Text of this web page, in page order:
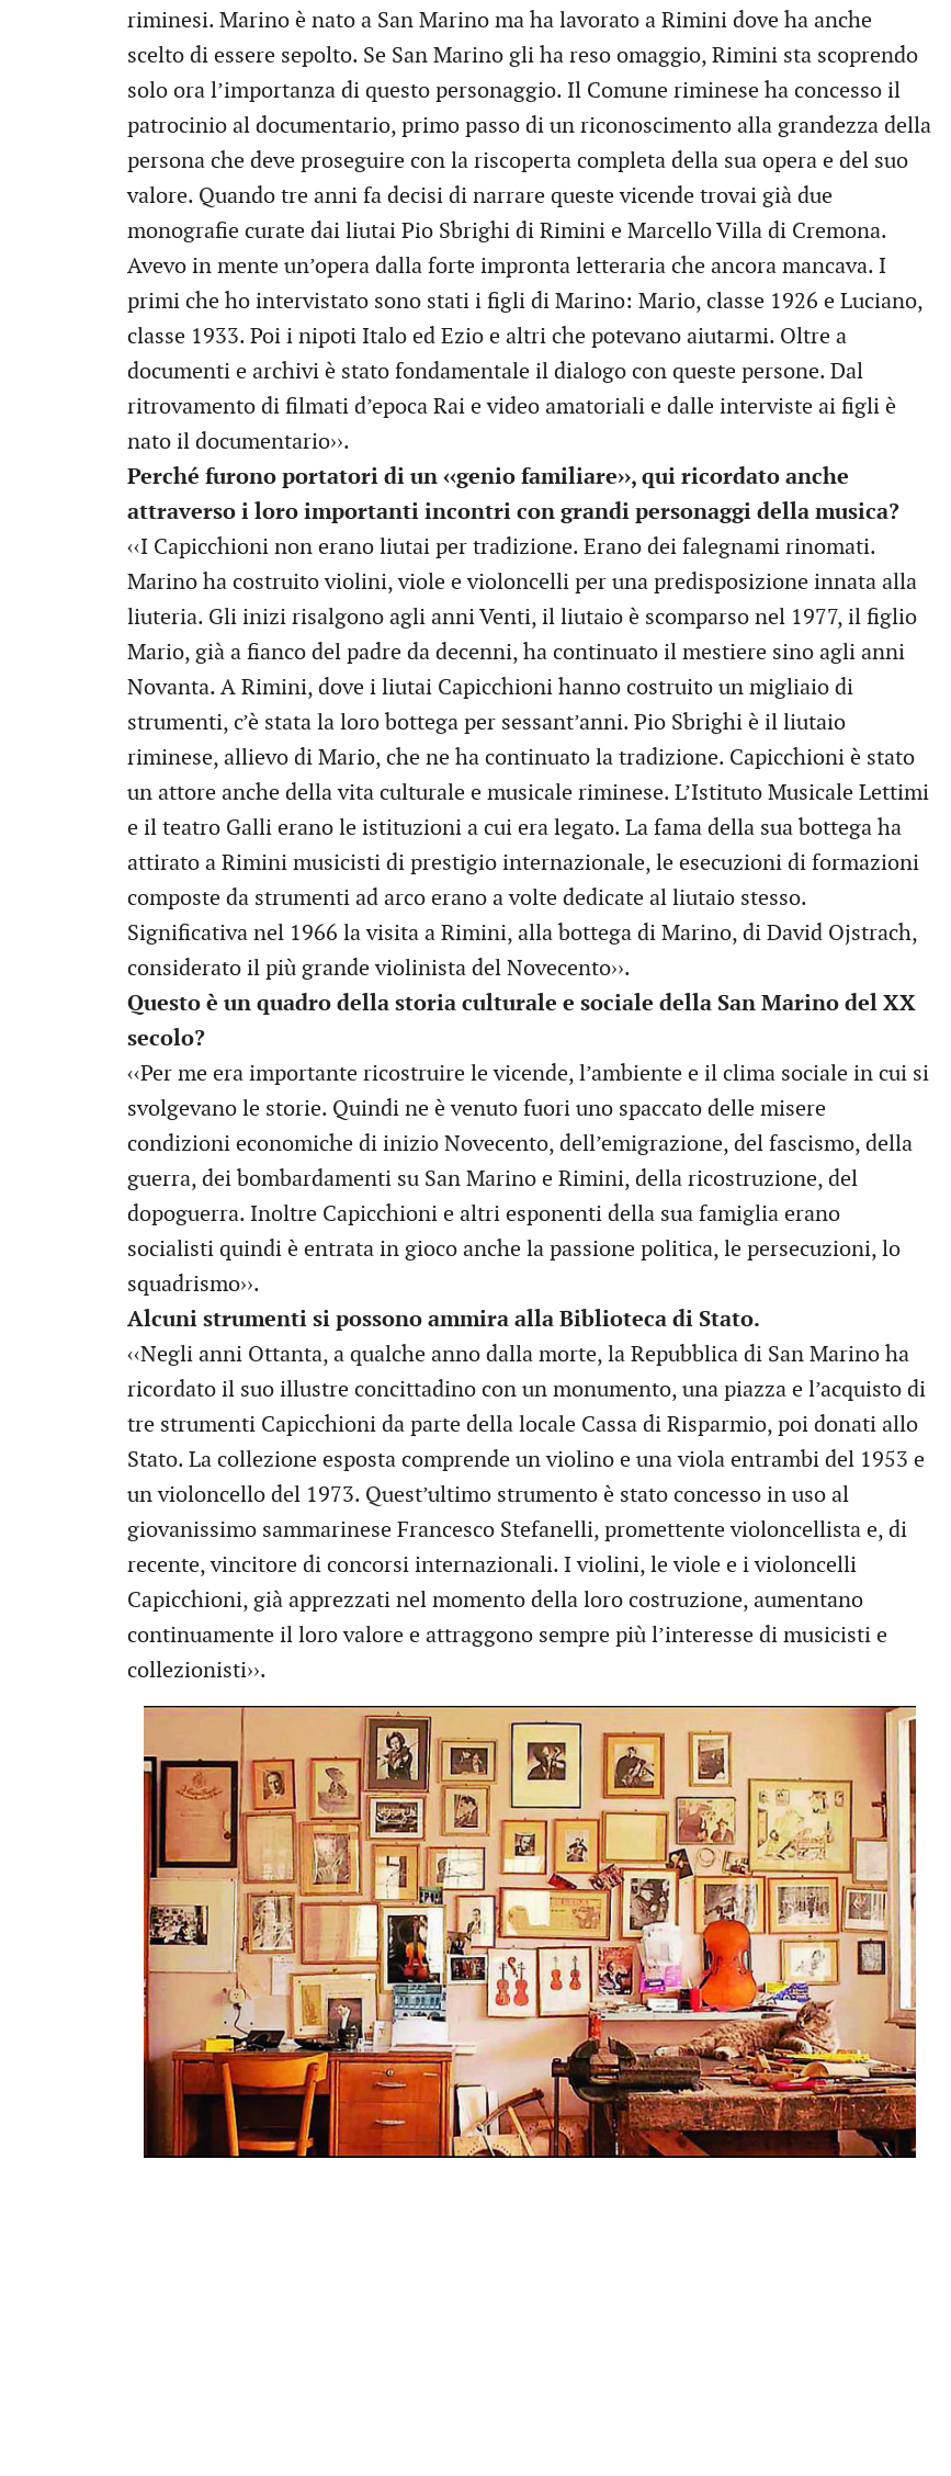
riminesi. Marino è nato a San Marino ma ha lavorato a Rimini dove ha anche
scelto di essere sepolto. Se San Marino gli ha reso omaggio, Rimini sta scoprendo
solo ora l’importanza di questo personaggio. Il Comune riminese ha concesso il
patrocinio al documentario, primo passo di un riconoscimento alla grandezza della
persona che deve proseguire con la riscoperta completa della sua opera e del suo
valore. Quando tre anni fa decisi di narrare queste vicende trovai già due
monografie curate dai liutai Pio Sbrighi di Rimini e Marcello Villa di Cremona.
Avevo in mente un’opera dalla forte impronta letteraria che ancora mancava. I
primi che ho intervistato sono stati i figli di Marino: Mario, classe 1926 e Luciano,
classe 1933. Poi i nipoti Italo ed Ezio e altri che potevano aiutarmi. Oltre a
documenti e archivi è stato fondamentale il dialogo con queste persone. Dal
ritrovamento di filmati d’epoca Rai e video amatoriali e dalle interviste ai figli è
nato il documentario››.
Perché furono portatori di un ‹‹genio familiare››, qui ricordato anche
attraverso i loro importanti incontri con grandi personaggi della musica?
‹‹I Capicchioni non erano liutai per tradizione. Erano dei falegnami rinomati.
Marino ha costruito violini, viole e violoncelli per una predisposizione innata alla
liuteria. Gli inizi risalgono agli anni Venti, il liutaio è scomparso nel 1977, il figlio
Mario, già a fianco del padre da decenni, ha continuato il mestiere sino agli anni
Novanta. A Rimini, dove i liutai Capicchioni hanno costruito un migliaio di
strumenti, c’è stata la loro bottega per sessant’anni. Pio Sbrighi è il liutaio
riminese, allievo di Mario, che ne ha continuato la tradizione. Capicchioni è stato
un attore anche della vita culturale e musicale riminese. L’Istituto Musicale Lettimi
e il teatro Galli erano le istituzioni a cui era legato. La fama della sua bottega ha
attirato a Rimini musicisti di prestigio internazionale, le esecuzioni di formazioni
composte da strumenti ad arco erano a volte dedicate al liutaio stesso.
Significativa nel 1966 la visita a Rimini, alla bottega di Marino, di David Ojstrach,
considerato il più grande violinista del Novecento››.
Questo è un quadro della storia culturale e sociale della San Marino del XX
secolo?
‹‹Per me era importante ricostruire le vicende, l’ambiente e il clima sociale in cui si
svolgevano le storie. Quindi ne è venuto fuori uno spaccato delle misere
condizioni economiche di inizio Novecento, dell’emigrazione, del fascismo, della
guerra, dei bombardamenti su San Marino e Rimini, della ricostruzione, del
dopoguerra. Inoltre Capicchioni e altri esponenti della sua famiglia erano
socialisti quindi è entrata in gioco anche la passione politica, le persecuzioni, lo
squadrismo››.
Alcuni strumenti si possono ammira alla Biblioteca di Stato.
‹‹Negli anni Ottanta, a qualche anno dalla morte, la Repubblica di San Marino ha
ricordato il suo illustre concittadino con un monumento, una piazza e l’acquisto di
tre strumenti Capicchioni da parte della locale Cassa di Risparmio, poi donati allo
Stato. La collezione esposta comprende un violino e una viola entrambi del 1953 e
un violoncello del 1973. Quest’ultimo strumento è stato concesso in uso al
giovanissimo sammarinese Francesco Stefanelli, promettente violoncellista e, di
recente, vincitore di concorsi internazionali. I violini, le viole e i violoncelli
Capicchioni, già apprezzati nel momento della loro costruzione, aumentano
continuamente il loro valore e attraggono sempre più l’interesse di musicisti e
collezionisti››.